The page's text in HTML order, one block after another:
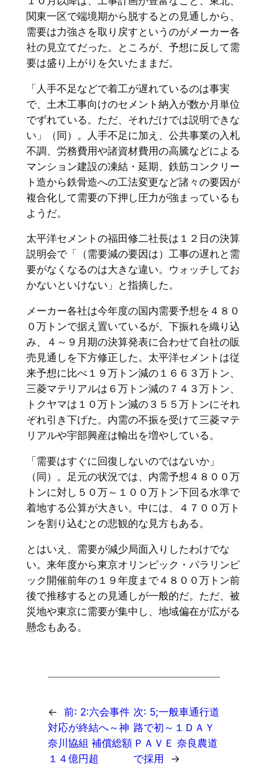
関東一区で端境期から脱するとの見通しから、
需要は力強さを取り戻すというのがメーカー各
社の見立てだった。ところが、予想に反して需
要は盛り上がりを欠いたままだ。
「人手不足などで着工が遅れているのは事実
で、土木工事向けのセメント納入が数か月単位
でずれている。ただ、それだけでは説明できな
い」（同）。人手不足に加え、公共事業の入札
不調、労務費用や諸資材費用の高騰などによる
マンション建設の凍結・延期、鉄筋コンクリー
ト造から鉄骨造への工法変更など諸々の要因が
複合化して需要の下押し圧力が強まっているも
ようだ。
太平洋セメントの福田修二社長は１２日の決算
説明会で「（需要減の要因は）工事の遅れと需
要がなくなるのは大きな違い。ウォッチしてお
かないといけない」と指摘した。
メーカー各社は今年度の国内需要予想を４８０
０万トンで据え置いているが、下振れを織り込
み、４～９月期の決算発表に合わせて自社の販
売見通しを下方修正した。太平洋セメントは従
来予想に比べ１９万トン減の１６６３万トン、
三菱マテリアルは６万トン減の７４３万トン、
トクヤマは１０万トン減の３５５万トンにそれ
ぞれ引き下げた。内需の不振を受けて三菱マテ
リアルや宇部興産は輸出を増やしている。
「需要はすぐに回復しないのではないか」
（同）。足元の状況では、内需予想４８００万
トンに対し５０万～１００万トン下回る水準で
着地する公算が大きい。中には、４７００万ト
ンを割り込むとの悲観的な見方もある。
とはいえ、需要が減少局面入りしたわけでな
い。来年度から東京オリンピック・パラリンピ
ック開催前年の１９年度まで４８００万トン前
後で推移するとの見通しが一般的だ。ただ、被
災地や東京に需要が集中し、地域偏在が広がる
懸念もある。
← 前: 2:六会事件
対応が終結へ～神
奈川協組 補償総額
１４億円超
次: 5;一般車通行道
路で初～１ＤＡＹ
ＰＡＶＥ 奈良農道
で採用
→